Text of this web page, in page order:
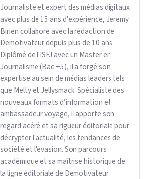
Journaliste et expert des médias digitaux
avec plus de 15 ans d'expérience, Jeremy
Birien collabore avec la rédaction de
Demotivateur depuis plus de 10 ans.
Diplômé de l'ISFJ avec un Master en
Journalisme (Bac +5), il a forgé son
expertise au sein de médias leaders tels
que Melty et Jellysmack. Spécialiste des
nouveaux formats d’information et
ambassadeur voyage, il apporte son
regard acéré et sa rigueur éditoriale pour
décrypter l'actualité, les tendances de
société et l'évasion. Son parcours
académique et sa maîtrise historique de
la ligne éditoriale de Demotivateur.